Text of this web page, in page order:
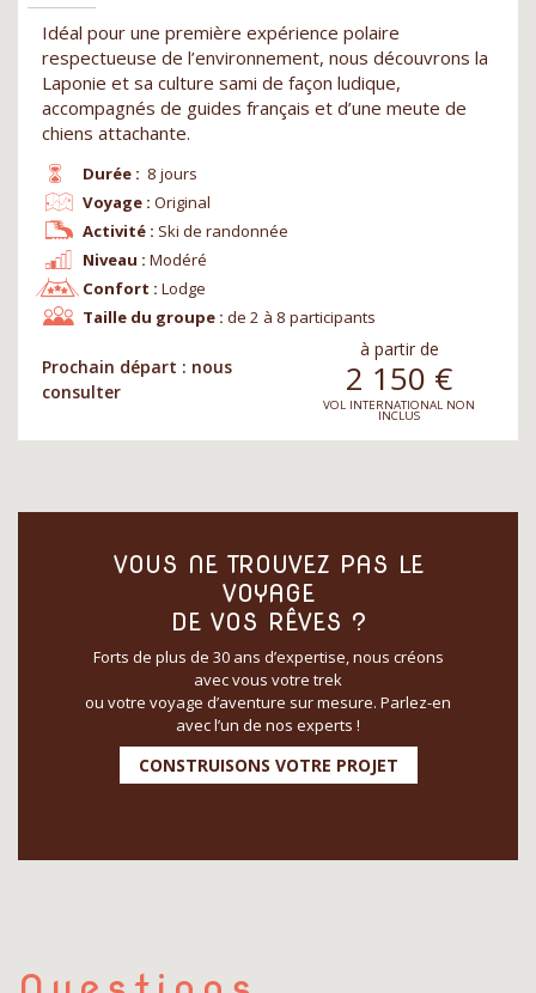
Idéal pour une première expérience polaire
respectueuse de l’environnement, nous découvrons la
Laponie et sa culture sami de façon ludique,
accompagnés de guides français et d’une meute de
chiens attachante.
Durée : 8 jours
Niveau : Modéré
Voyage : Original
Confort : Lodge
Activité : Ski de randonnée
Taille du groupe : de 2 à 8 participants
Prochain départ : nous
consulter
à partir de
2 150 €
VOL INTERNATIONAL NON
INCLUS
VOUS NE TROUVEZ PAS LE
VOYAGE
DE VOS RÊVES ?
Forts de plus de 30 ans d’expertise, nous créons
avec vous votre trek
ou votre voyage d’aventure sur mesure. Parlez-en
avec l’un de nos experts !
CONSTRUISONS VOTRE PROJET